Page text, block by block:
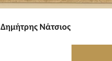
Δημήτρης Νάτσιος